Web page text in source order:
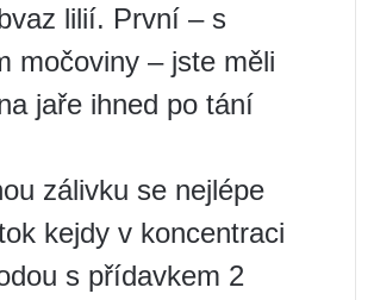
lilií. První – s
močoviny – jste měli
jaře ihned po tání
zálivku se nejlépe
kejdy v koncentraci
s přídavkem 2